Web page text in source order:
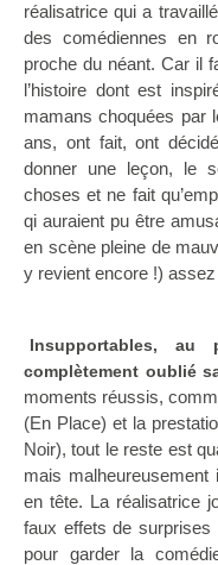
réalisatrice qui a
des comédiennes en
proche du néant. Car il
l’histoire dont est
mamans choquées par
ans, ont fait, ont
donner une leçon, le
choses et ne fait
qi auraient pu être
en scène pleine de
y revient encore !)
Insupportables,
complètement oublié
moments réussis,
(En Place) et la
Noir), tout le reste est
mais malheureusement
en tête. La réalisatrice
faux effets de
pour garder la